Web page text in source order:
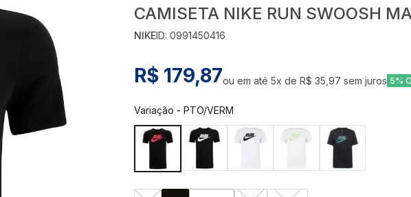
CAMISETA NIKE RUN SWOOSH
NIKEID:0991450416
R$ 179,87ou em até5x deR$ 35,97 sem juros 5%
Variação -PTO/VERM